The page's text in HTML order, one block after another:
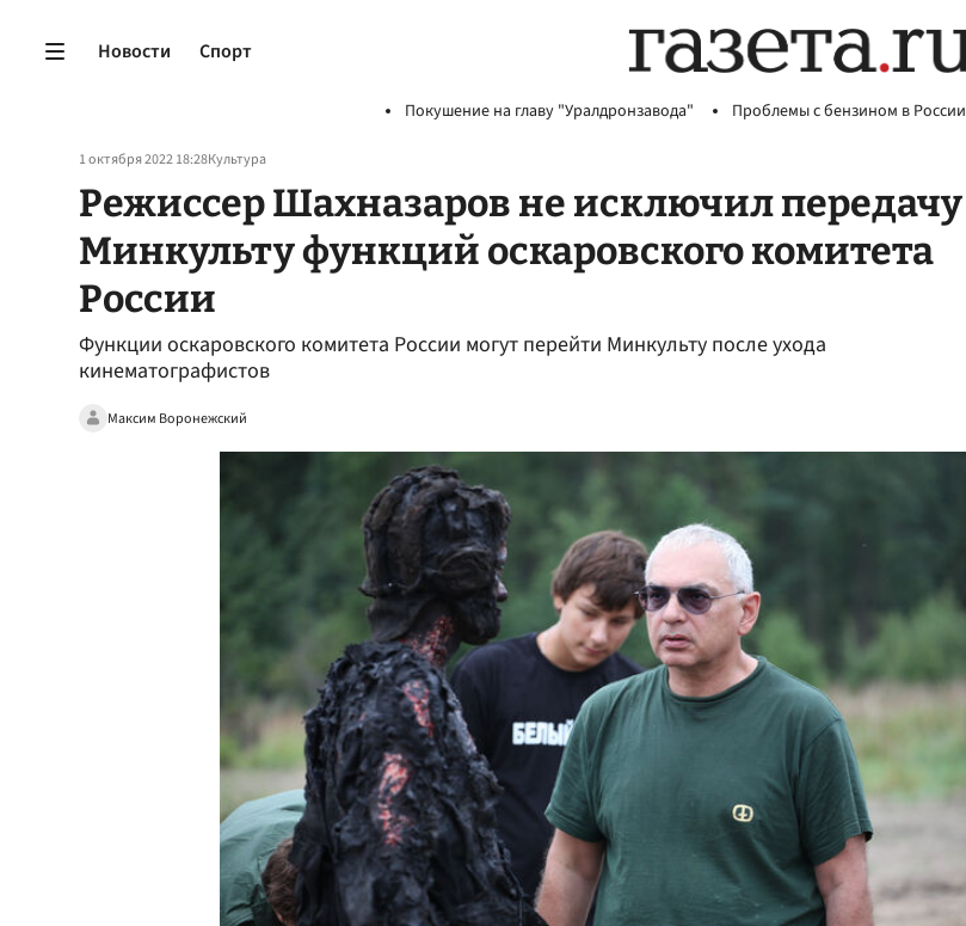
Новости Спорт
Покушение на главу "Уралдронзавода" Проблемы с бензином в России
1 октября 2022 18:28Культура
Режиссер Шахназаров не исключил передачу
Минкульту функций оскаровского комитета
России
Функции оскаровского комитета России могут перейти Минкульту после ухода
кинематографистов
Максим Воронежский